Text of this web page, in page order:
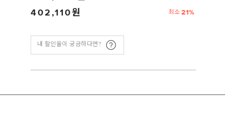
402,110
최소 21%
내 할인율이 궁금하다면?